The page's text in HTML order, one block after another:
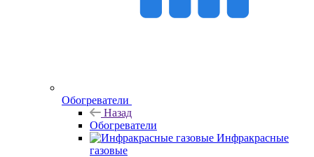
Обогреватели
Назад
Обогреватели
Инфракрасные
газовые